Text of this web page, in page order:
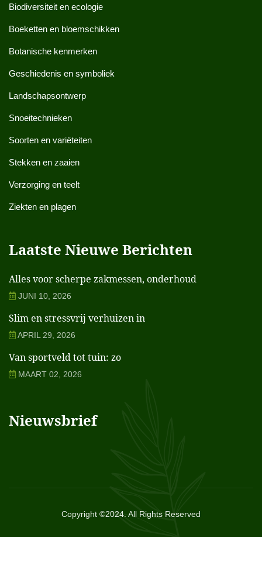
Biodiversiteit en ecologie
Boeketten en bloemschikken
Botanische kenmerken
Geschiedenis en symboliek
Landschapsontwerp
Snoeitechnieken
Soorten en variëteiten
Stekken en zaaien
Verzorging en teelt
Ziekten en plagen
Laatste Nieuwe Berichten
Alles voor scherpe zakmessen, onderhoud
JUNI 10, 2026
Slim en stressvrij verhuizen in
APRIL 29, 2026
Van sportveld tot tuin: zo
MAART 02, 2026
Nieuwsbrief
Copyright ©2024. All Rights Reserved